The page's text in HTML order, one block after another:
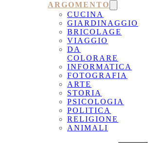
ARGOMENTO
CUCINA
GIARDINAGGIO
BRICOLAGE
VIAGGIO
DA
COLORARE
INFORMATICA
FOTOGRAFIA
ARTE
STORIA
PSICOLOGIA
POLITICA
RELIGIONE
ANIMALI